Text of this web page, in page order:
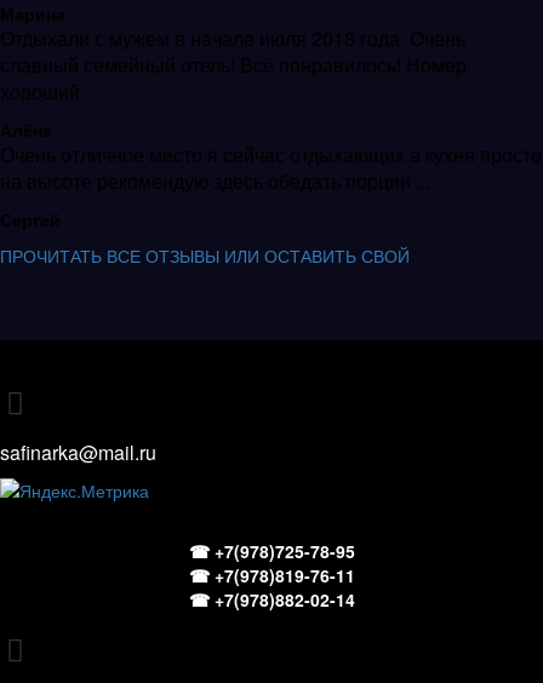
Марина
Отдыхали с мужем в начале июля 2018 года. Очень
славный семейный отель! Всё понравилось! Номер
хороший.
Алёна
Очень отличное место я сейчас отдыхающих а кухня просто
на высоте рекомендую здесь обедать порции ...
Сергей
ПРОЧИТАТЬ ВСЕ ОТЗЫВЫ ИЛИ ОСТАВИТЬ СВОЙ
safinarka@mail.ru
☎ +7(978)725-78-95
☎ +7(978)819-76-11
☎ +7(978)882-02-14